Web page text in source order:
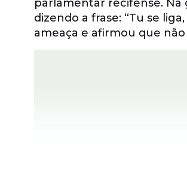
parlamentar recifense. Na
dizendo a frase: “Tu se
ameaça e afirmou que